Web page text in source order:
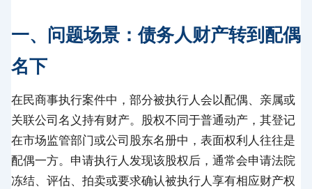
一、问题场景：债务人财产转到配偶
名下
在民商事执行案件中，部分被执行人会以配偶、亲属或
关联公司名义持有财产。股权不同于普通动产，其登记
在市场监管部门或公司股东名册中，表面权利人往往是
配偶一方。申请执行人发现该股权后，通常会申请法院
冻结、评估、拍卖或要求确认被执行人享有相应财产权